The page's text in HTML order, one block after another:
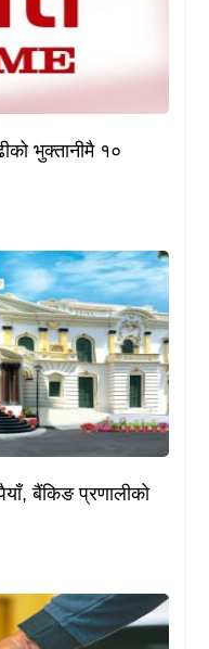
भुक्तानीमै १०
बैंकिङ प्रणालीको